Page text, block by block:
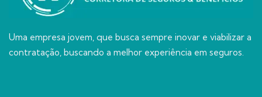
Uma empresa jovem, que busca sempre inovar e viabilizar a
contratação, buscando a melhor experiência em seguros.